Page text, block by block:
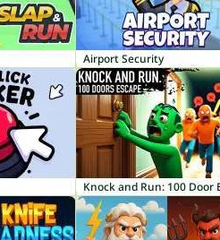
Airport Security